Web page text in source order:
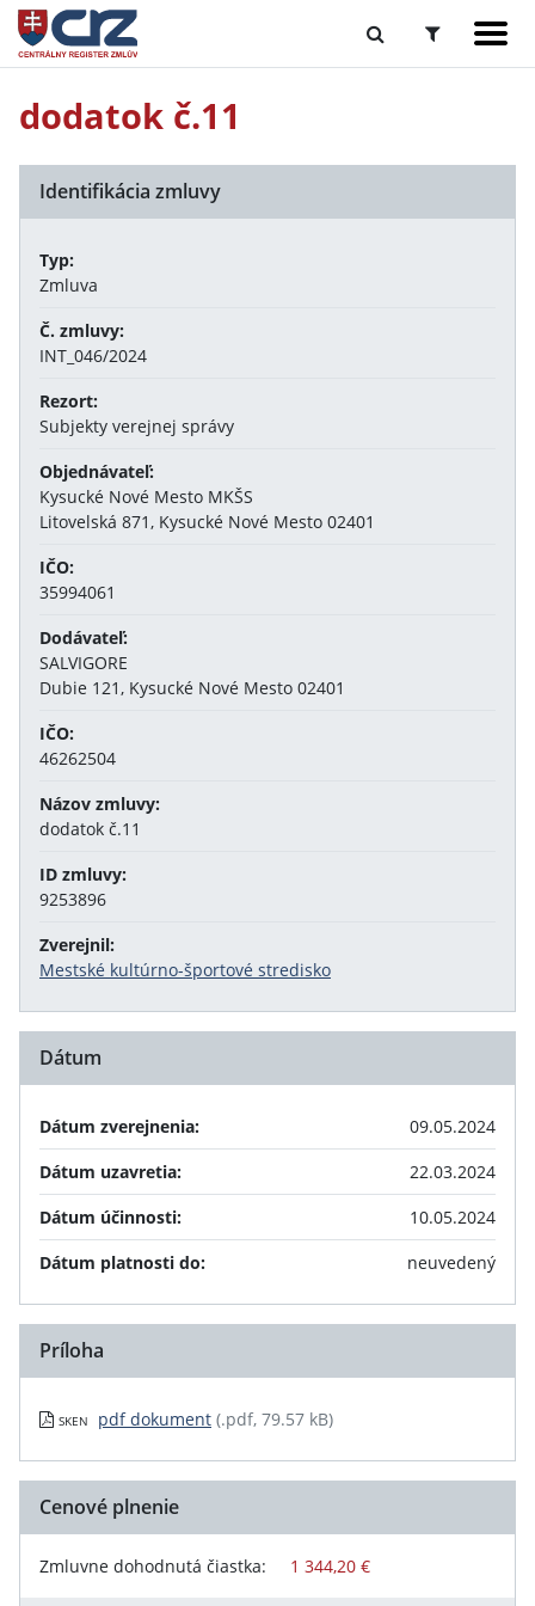
dodatok č.11
Identifikácia zmluvy
Typ:
Zmluva
Č. zmluvy:
INT_046/2024
Rezort:
Subjekty verejnej správy
Objednávateľ:
Kysucké Nové Mesto MKŠS
Litovelská 871, Kysucké Nové Mesto 02401
IČO:
35994061
Dodávateľ:
SALVIGORE
Dubie 121, Kysucké Nové Mesto 02401
IČO:
46262504
Názov zmluvy:
dodatok č.11
ID zmluvy:
9253896
Zverejnil:
Mestské kultúrno-športové stredisko
Dátum
Dátum zverejnenia:
09.05.2024
Dátum uzavretia:
22.03.2024
Dátum účinnosti:
10.05.2024
Dátum platnosti do:
neuvedený
Príloha
SKEN pdf dokument (.pdf, 79.57 kB)
Cenové plnenie
Zmluvne dohodnutá čiastka: 1 344,20 €